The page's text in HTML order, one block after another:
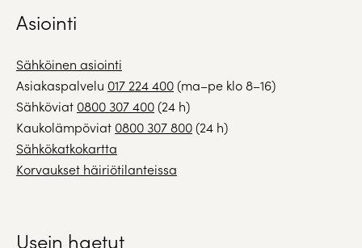
Asiointi
Sähköinen asiointi
Asiakaspalvelu 017 224 400(ma–pe klo 8–16)
Sähköviat 0800 307 400(24 h)
Kaukolämpöviat 0800 307 800(24 h)
Sähkökatkokartta
Korvaukset häiriötilanteissa
Usein haetut